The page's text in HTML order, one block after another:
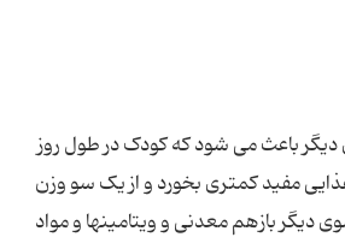
باعث می شود که کودک در طول روز
مفید کمتری بخورد و از یک سو وزن
دیگر بازهم معدنی و ویتامینها و مواد